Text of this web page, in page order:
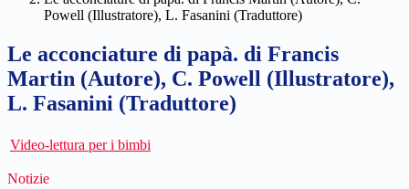
Powell (Illustratore), L. Fasanini (Traduttore)
Le acconciature di papà. di Francis
Martin (Autore), C. Powell (Illustratore),
L. Fasanini (Traduttore)
Video-lettura per i bimbi
Notizie